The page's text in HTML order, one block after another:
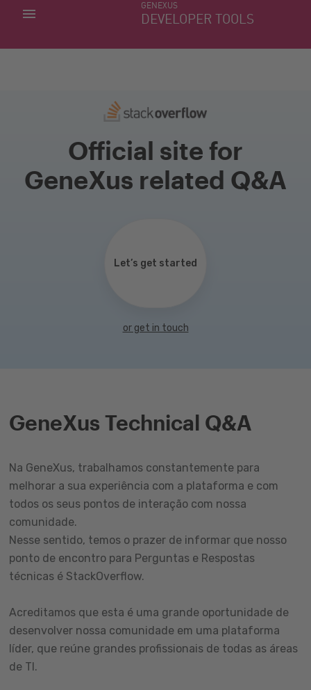
GENEXUS
DEVELOPER TOOLS
MINHAS APLICACÕES
Official site for
GeneXus related Q&A
Let’s get started
or get in touch
GeneXus Technical Q&A
Na GeneXus, trabalhamos constantemente para
melhorar a sua experiência com a plataforma e com
todos os seus pontos de interação com nossa
comunidade.
Nesse sentido, temos o prazer de informar que nosso
ponto de encontro para Perguntas e Respostas
técnicas é StackOverflow.
Acreditamos que esta é uma grande oportunidade de
desenvolver nossa comunidade em uma plataforma
líder, que reúne grandes profissionais de todas as áreas
de TI.